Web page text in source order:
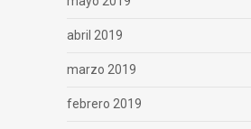
abril 2019
marzo 2019
febrero 2019